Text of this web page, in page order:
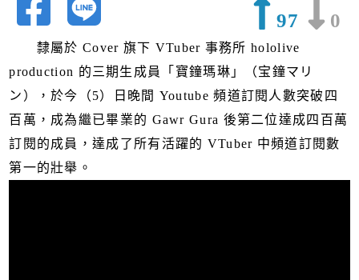
97 0
隸屬於 Cover 旗下 VTuber 事務所 hololive
production 的三期生成員「寶鐘瑪琳」（宝鐘マリ
ン），於今（5）日晚間 Youtube 頻道訂閱人數突破四
百萬，成為繼已畢業的 Gawr Gura 後第二位達成四百萬
訂閱的成員，達成了所有活躍的 VTuber 中頻道訂閱數
第一的壯舉。